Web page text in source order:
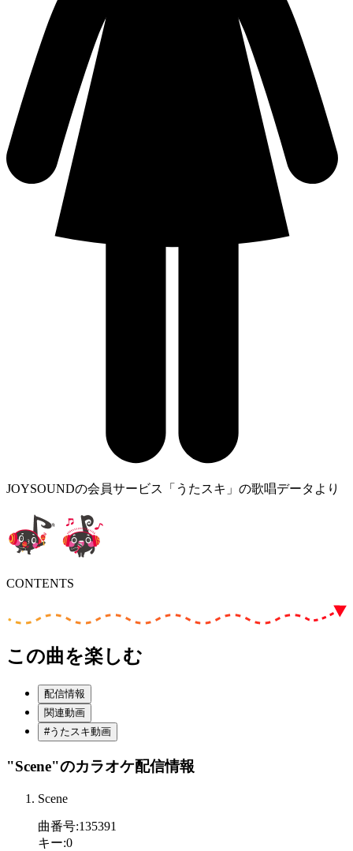
JOYSOUNDの会員サービス「うたスキ」の歌唱データより
CONTENTS
この曲を楽しむ
配信情報
関連動画
#うたスキ動画
"Scene"のカラオケ配信情報
Scene
曲番号:135391
キー:0